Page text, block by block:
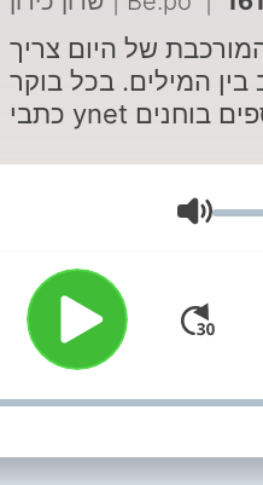
של היום צריך
בין המילים. בכל בוקר
כתבי ynet ומומחים נוספים בוחנים